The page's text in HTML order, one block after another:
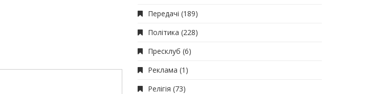
Передачі (189)
Політика (228)
Пресклуб (6)
Реклама (1)
Релігія (73)